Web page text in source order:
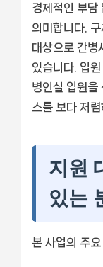
경제적인 부담
의미합니다.
대상으로 간병
있습니다. 입
병인실 입원을
스를 보다 저
지원
있는
본 사업의 주